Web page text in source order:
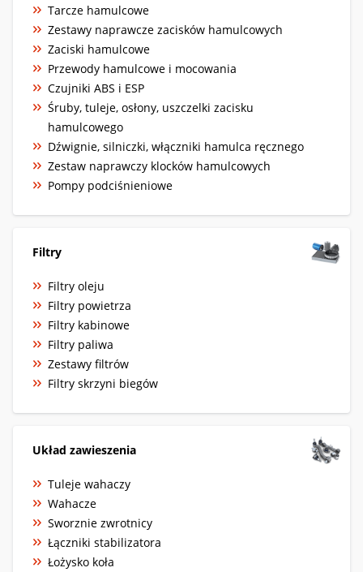
Tarcze hamulcowe
Zestawy naprawcze zacisków hamulcowych
Zaciski hamulcowe
Przewody hamulcowe i mocowania
Czujniki ABS i ESP
Śruby, tuleje, osłony, uszczelki zacisku
hamulcowego
Dźwignie, silniczki, włączniki hamulca ręcznego
Zestaw naprawczy klocków hamulcowych
Pompy podciśnieniowe
Filtry
Filtry oleju
Filtry powietrza
Filtry kabinowe
Filtry paliwa
Zestawy filtrów
Filtry skrzyni biegów
Układ zawieszenia
Tuleje wahaczy
Wahacze
Sworznie zwrotnicy
Łączniki stabilizatora
Łożysko koła